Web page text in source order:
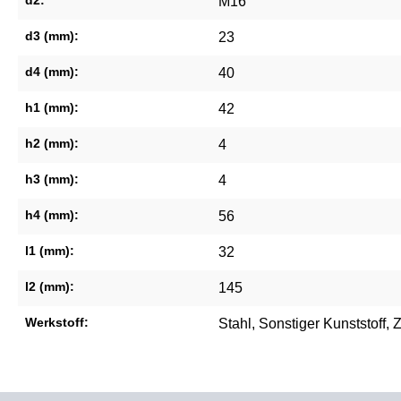
d3 (mm): 23
d4 (mm): 40
h1 (mm): 42
h2 (mm): 4
h3 (mm): 4
h4 (mm): 56
l1 (mm): 32
l2 (mm): 145
Werkstoff: Stahl , Sonstiger Kunststoff,